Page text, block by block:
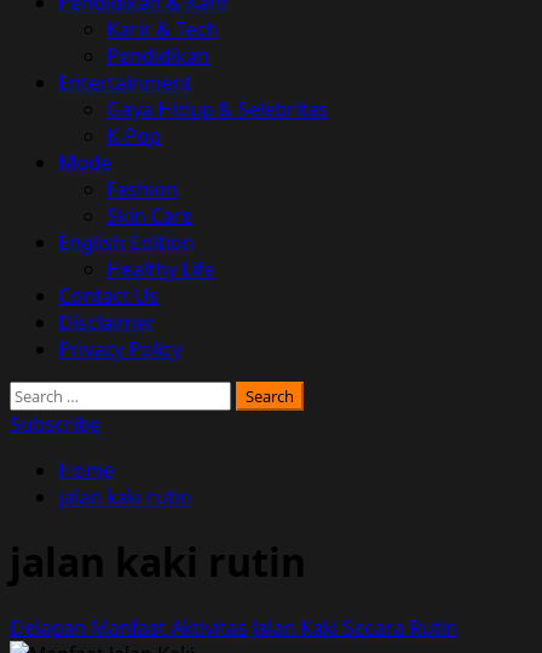
Karir & Tech
Pendidikan
Entertainment
Gaya Hidup & Selebritas
K-Pop
Mode
Fashion
Skin Care
English Edition
Healthy Life
Contact Us
Disclaimer
Privacy Policy
Search
for:
Subscribe
Home
jalan kaki rutin
jalan kaki rutin
Delapan Manfaat Aktivitas Jalan Kaki Secara Rutin